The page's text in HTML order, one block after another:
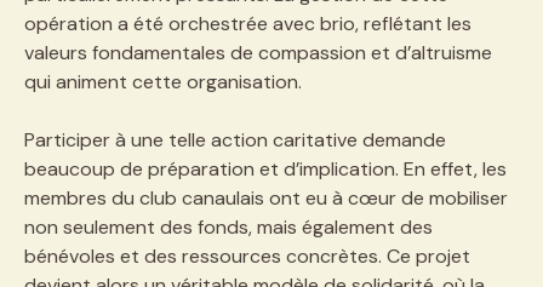
opération a été orchestrée avec brio, reflétant les
valeurs fondamentales de compassion et d’altruisme
qui animent cette organisation.
Participer à une telle action caritative demande
beaucoup de préparation et d’implication. En effet, les
membres du club canaulais ont eu à cœur de mobiliser
non seulement des fonds, mais également des
bénévoles et des ressources concrètes. Ce projet